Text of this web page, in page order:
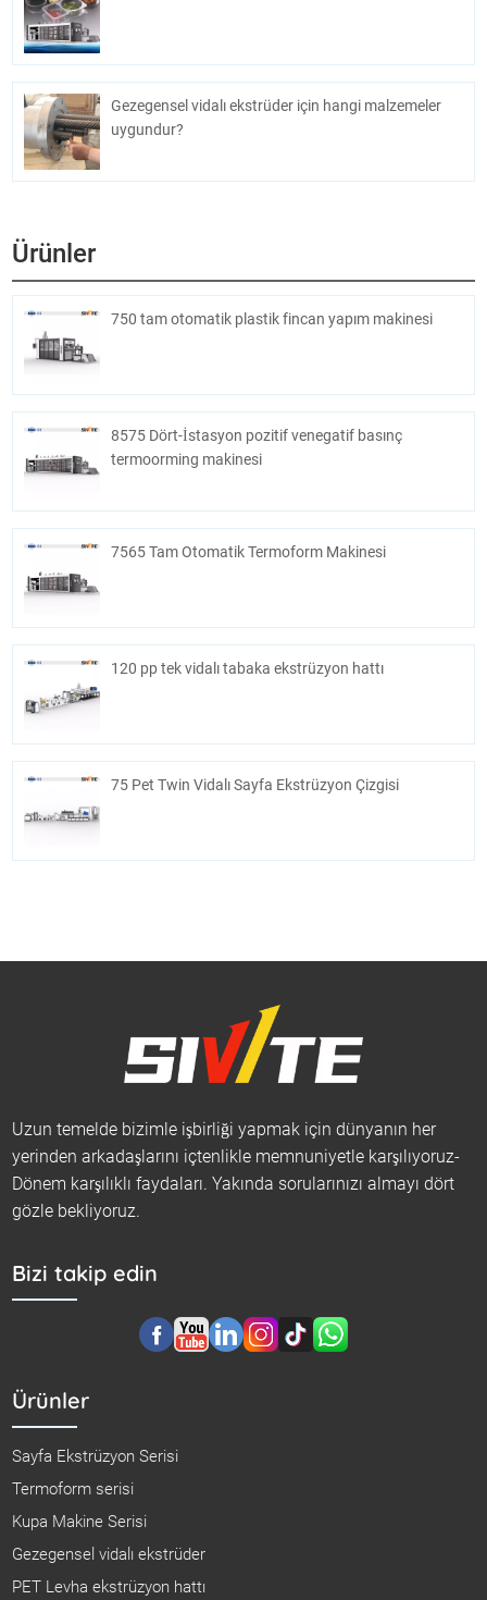
Gezegensel vidalı ekstrüder için hangi malzemeler
uygundur?
Ürünler
750 tam otomatik plastik fincan yapım makinesi
8575 Dört-İstasyon pozitif venegatif basınç
termoorming makinesi
7565 Tam Otomatik Termoform Makinesi
120 pp tek vidalı tabaka ekstrüzyon hattı
75 Pet Twin Vidalı Sayfa Ekstrüzyon Çizgisi
Uzun temelde bizimle işbirliği yapmak için dünyanın her
yerinden arkadaşlarını içtenlikle memnuniyetle karşılıyoruz-
Dönem karşılıklı faydaları. Yakında sorularınızı almayı dört
gözle bekliyoruz.
Bizi takip edin
Ürünler
Sayfa Ekstrüzyon Serisi
Termoform serisi
Kupa Makine Serisi
Gezegensel vidalı ekstrüder
PET Levha ekstrüzyon hattı